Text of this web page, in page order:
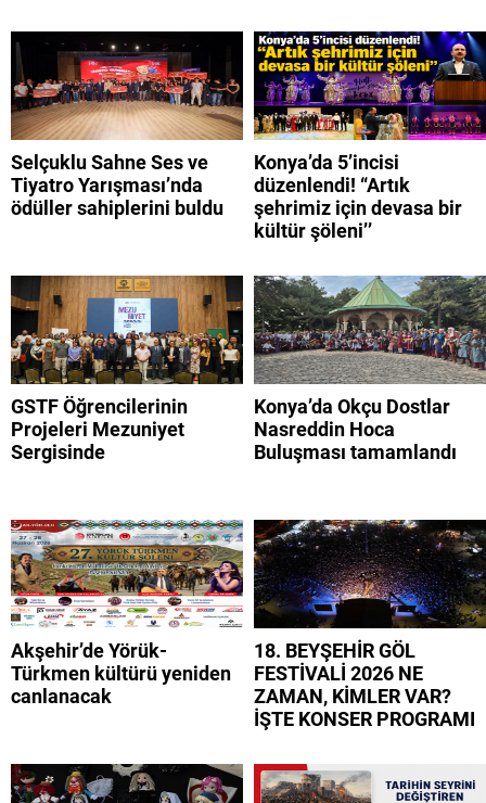
Selçuklu Sahne Ses ve
Tiyatro Yarışması’nda
ödüller sahiplerini buldu
Konya’da 5’incisi
düzenlendi! “Artık
şehrimiz için devasa bir
kültür şöleni’’
GSTF Öğrencilerinin
Projeleri Mezuniyet
Sergisinde
Konya’da Okçu Dostlar
Nasreddin Hoca
Buluşması tamamlandı
Akşehir’de Yörük-
Türkmen kültürü yeniden
canlanacak
18. BEYŞEHİR GÖL
FESTİVALİ 2026 NE
ZAMAN, KİMLER VAR?
İŞTE KONSER PROGRAMI